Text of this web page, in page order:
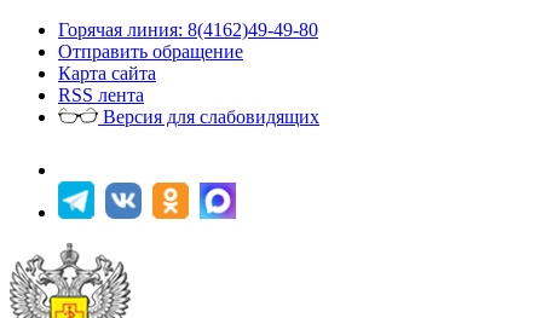
Горячая линия: 8(4162)49-49-80
Отправить обращение
Карта сайта
RSS лента
Версия для слабовидящих